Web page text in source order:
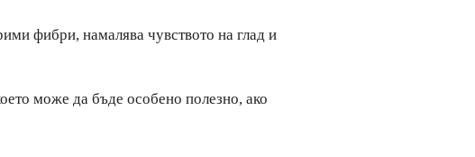
фибри, намалява чувството на глад и
може да бъде особено полезно, ако